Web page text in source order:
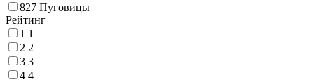
827 Пуговицы
Рейтинг
1 1
2 2
3 3
4 4